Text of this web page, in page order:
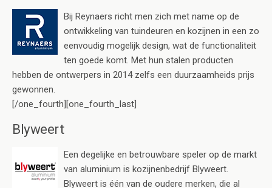
Bij Reynaers richt men zich met name op de
ontwikkeling van tuindeuren en kozijnen in een zo
eenvoudig mogelijk design, wat de functionaliteit
ten goede komt. Met hun stalen producten
hebben de ontwerpers in 2014 zelfs een duurzaamheids prijs
gewonnen.
[/one_fourth][one_fourth_last]
Blyweert
Een degelijke en betrouwbare speler op de markt
van aluminium is kozijnenbedrijf Blyweert.
Blyweert is één van de oudere merken, die al